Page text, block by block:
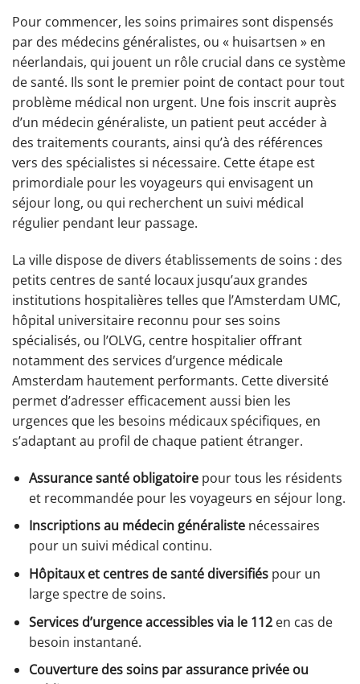
Pour commencer, les soins primaires sont dispensés
par des médecins généralistes, ou « huisartsen » en
néerlandais, qui jouent un rôle crucial dans ce système
de santé. Ils sont le premier point de contact pour tout
problème médical non urgent. Une fois inscrit auprès
d’un médecin généraliste, un patient peut accéder à
des traitements courants, ainsi qu’à des références
vers des spécialistes si nécessaire. Cette étape est
primordiale pour les voyageurs qui envisagent un
séjour long, ou qui recherchent un suivi médical
régulier pendant leur passage.
La ville dispose de divers établissements de soins : des
petits centres de santé locaux jusqu’aux grandes
institutions hospitalières telles que l’Amsterdam UMC,
hôpital universitaire reconnu pour ses soins
spécialisés, ou l’OLVG, centre hospitalier offrant
notamment des services d’urgence médicale
Amsterdam hautement performants. Cette diversité
permet d’adresser efficacement aussi bien les
urgences que les besoins médicaux spécifiques, en
s’adaptant au profil de chaque patient étranger.
Assurance santé obligatoirepour tous les résidents
et recommandée pour les voyageurs en séjour long.
Inscriptions au médecin généralistenécessaires
pour un suivi médical continu.
Hôpitaux et centres de santé diversifiéspour un
large spectre de soins.
Services d’urgence accessibles via le 112en cas de
besoin instantané.
Couverture des soins par assurance privée ou